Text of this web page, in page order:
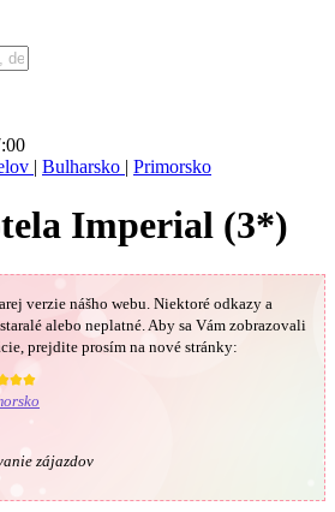
| Bulharsko | Primorsko
Imperial (3*)
verzie nášho webu. Niektoré odkazy a
alebo neplatné. Aby sa Vám zobrazovali
prejdite prosím na nové stránky:
zájazdov